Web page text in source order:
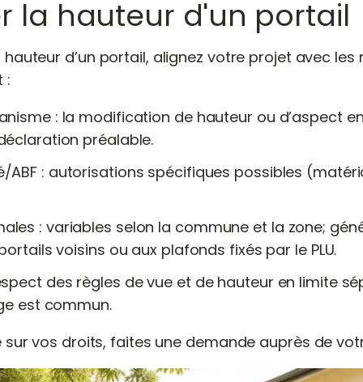
la hauteur d'un portail
d’un portail, alignez votre projet avec les
:
: la modification de hauteur ou d’aspect
préalable.
ABF : autorisations spécifiques possibles
: variables selon la commune et la zone;
voisins ou aux plafonds fixés par le PLU.
des règles de vue et de hauteur en limite
est commun.
sur vos droits, faites une demande auprès de